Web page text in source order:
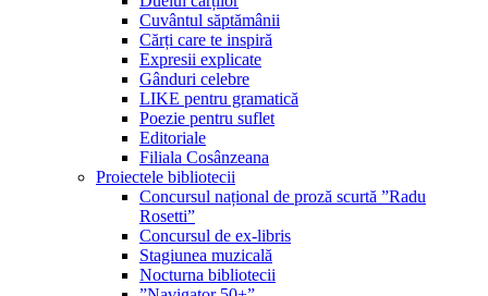
Cuvântul săptămânii
Cărți care te inspiră
Expresii explicate
Gânduri celebre
LIKE pentru gramatică
Poezie pentru suflet
Editoriale
Filiala Cosânzeana
Proiectele bibliotecii
Concursul național de proză scurtă ”Radu
Rosetti”
Concursul de ex-libris
Stagiunea muzicală
Nocturna bibliotecii